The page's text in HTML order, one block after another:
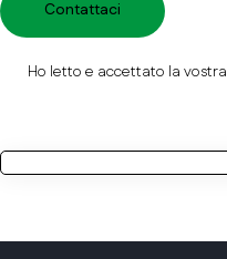
Ho letto e accettato la vostra